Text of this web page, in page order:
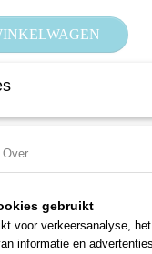
hanteren van moeilijk
Over
gebruikt
voor verkeersanalyse,
informatie en